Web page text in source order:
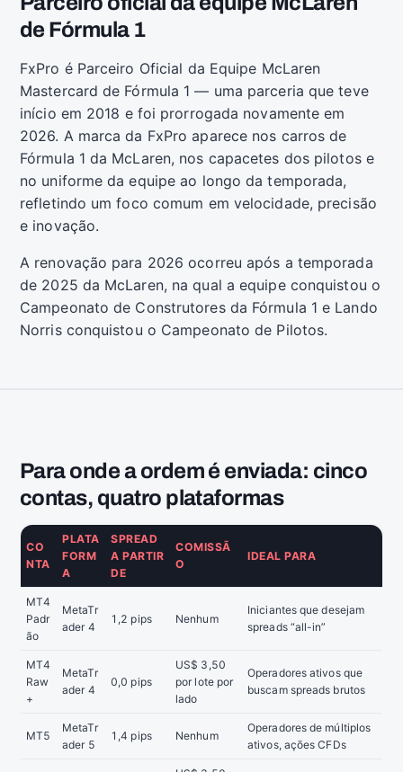
de Fórmula 1
FxPro é Parceiro Oficial da Equipe McLaren
Mastercard de Fórmula 1 — uma parceria que teve
início em 2018 e foi prorrogada novamente em
2026. A marca da FxPro aparece nos carros de
Fórmula 1 da McLaren, nos capacetes dos pilotos e
no uniforme da equipe ao longo da temporada,
refletindo um foco comum em velocidade, precisão
e inovação.
A renovação para 2026 ocorreu após a temporada
de 2025 da McLaren, na qual a equipe conquistou o
Campeonato de Construtores da Fórmula 1 e Lando
Norris conquistou o Campeonato de Pilotos.
Para onde a ordem é enviada: cinco
contas, quatro plataformas
CO
NTA
PLATA
FORM
A
SPREAD
A PARTIR
DE
COMISSÃ
O
IDEAL PARA
MT4
Padr
ão
MetaTr
ader 4
1,2 pips Nenhum
Iniciantes que desejam
spreads “all-in”
MT4
Raw
+
MetaTr
ader 4
0,0 pips
US$ 3,50
por lote por
lado
Operadores ativos que
buscam spreads brutos
MT5
MetaTr
ader 5
1,4 pips Nenhum
Operadores de múltiplos
ativos, ações CFDs